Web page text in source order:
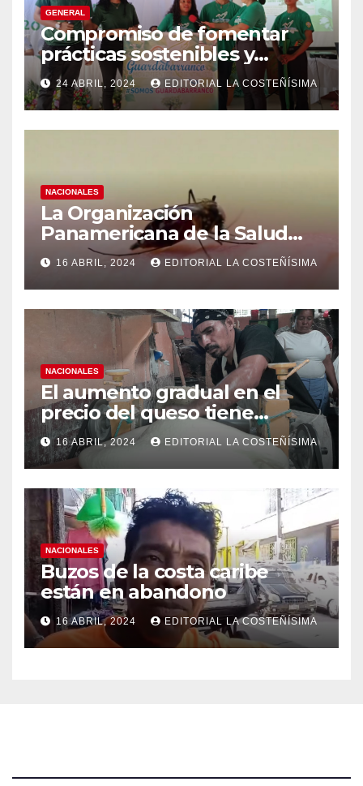
GENERAL
Compromiso de fomentar
prácticas sostenibles y
conciencia ecológica en las
instituciones educativas
24 ABRIL, 2024 EDITORIAL LA COSTEÑÍSIMA
NACIONALES
La Organización
Panamericana de la Salud
(OPS), recomienda reforzar
medidas ante el aumento de
casos de dengue
16 ABRIL, 2024 EDITORIAL LA COSTEÑÍSIMA
NACIONALES
El aumento gradual en el
precio del queso tiene
efectos a las Panaderias
16 ABRIL, 2024 EDITORIAL LA COSTEÑÍSIMA
NACIONALES
Buzos de la costa caribe
están en abandono
16 ABRIL, 2024 EDITORIAL LA COSTEÑÍSIMA